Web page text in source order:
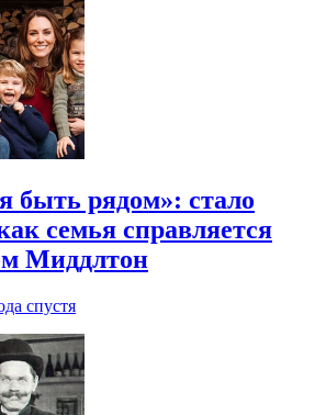
быть рядом»: стало
семья справляется
Миддлтон
спустя